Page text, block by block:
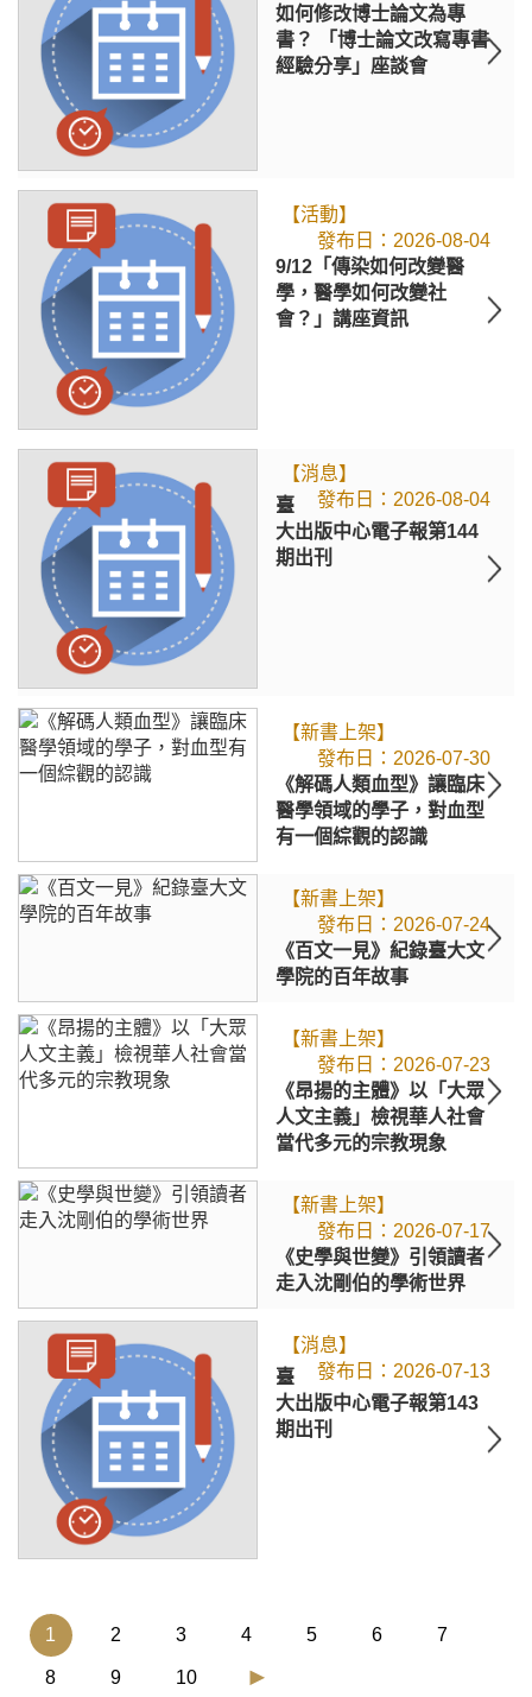
如何修改博士論文為專
書？ 「博士論文改寫專書
經驗分享」座談會
【活動】
2026-08-04
9/12「傳染如何改變醫
學，醫學如何改變社
會？」講座資訊
【消息】
2026-08-04
臺
大出版中心電子報第144
期出刊
【新書上架】
2026-07-30
《解碼人類血型》讓臨床
醫學領域的學子，對血型
有一個綜觀的認識
【新書上架】
2026-07-24
《百文一見》紀錄臺大文
學院的百年故事
【新書上架】
2026-07-23
《昂揚的主體》以「大眾
人文主義」檢視華人社會
當代多元的宗教現象
【新書上架】
2026-07-17
《史學與世變》引領讀者
走入沈剛伯的學術世界
【消息】
2026-07-13
臺
大出版中心電子報第143
期出刊
1 (current)
2 3 4 5 6 7
8 9 10